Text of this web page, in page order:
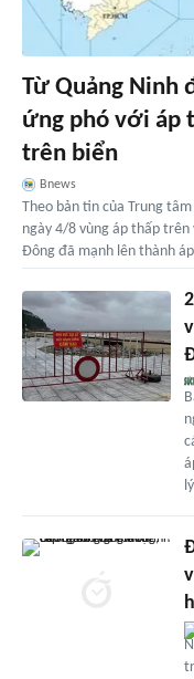
Từ Quảng Ninh
ứng phó với áp
trên biển
Bnews
Theo bản tin của Trung
ngày 4/8 vùng áp thấp trên
Đông đã mạnh lên thành